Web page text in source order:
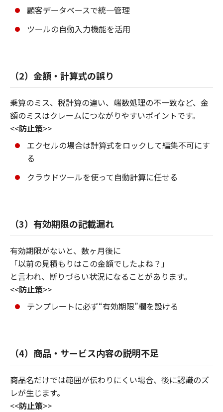
顧客データベースで統一管理
ツールの自動入力機能を活用
（2）金額・計算式の誤り
乗算のミス、税計算の違い、端数処理の不一致など、金
額のミスはクレームにつながりやすいポイントです。
<<防止策>>
エクセルの場合は計算式をロックして編集不可にす
る
クラウドツールを使って自動計算に任せる
（3）有効期限の記載漏れ
有効期限がないと、数ヶ月後に
「以前の見積もりはこの金額でしたよね？」
と言われ、断りづらい状況になることがあります。
<<防止策>>
テンプレートに必ず“有効期限”欄を設ける
（4）商品・サービス内容の説明不足
商品名だけでは範囲が伝わりにくい場合、後に認識のズ
レが生じます。
<<防止策>>